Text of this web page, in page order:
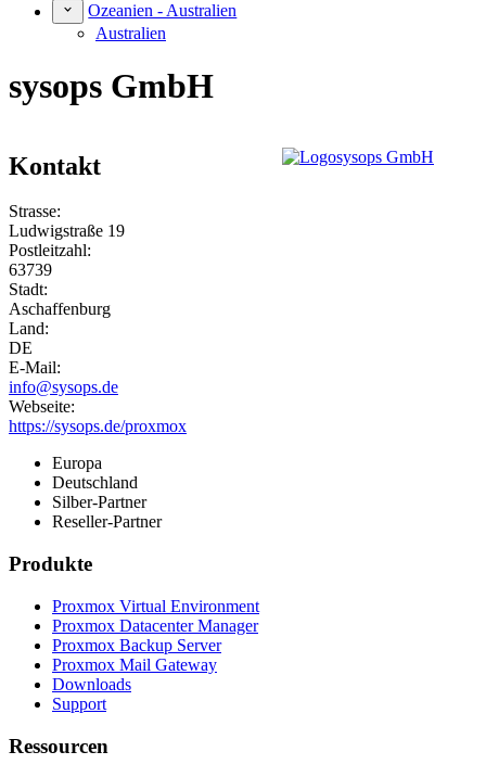
Ozeanien - Australien
Australien
sysops GmbH
Kontakt
Strasse:
Ludwigstraße 19
Postleitzahl:
63739
Stadt:
Aschaffenburg
Land:
DE
E-Mail:
info@sysops.de
Webseite:
https://sysops.de/proxmox
Europa
Deutschland
Silber-Partner
Reseller-Partner
Produkte
Proxmox Virtual Environment
Proxmox Datacenter Manager
Proxmox Backup Server
Proxmox Mail Gateway
Downloads
Support
Ressourcen